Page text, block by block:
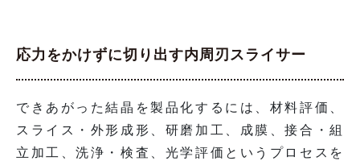
応力をかけずに切り出す内周刃スライサー
できあがった結晶を製品化するには、材料評価、
スライス・外形成形、研磨加工、成膜、接合・組
立加工、洗浄・検査、光学評価というプロセスを